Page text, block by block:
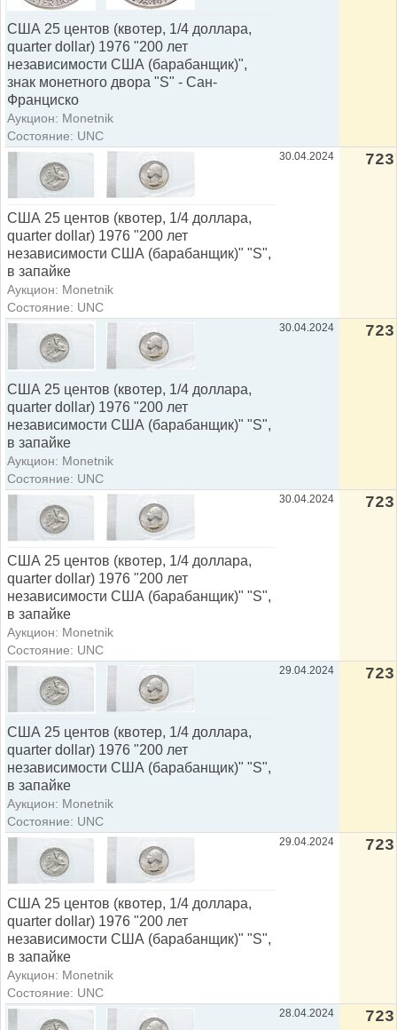
США 25 центов (квотер, 1/4 доллара,
quarter dollar) 1976 "200 лет
независимости США (барабанщик)",
знак монетного двора "S" - Сан-
Франциско
Аукцион: Monetnik
Состояние: UNC
США 25 центов (квотер, 1/4 доллара,
quarter dollar) 1976 "200 лет
независимости США (барабанщик)" "S",
в запайке
Аукцион: Monetnik
Состояние: UNC
30.04.2024 723
США 25 центов (квотер, 1/4 доллара,
quarter dollar) 1976 "200 лет
независимости США (барабанщик)" "S",
в запайке
Аукцион: Monetnik
Состояние: UNC
30.04.2024 723
США 25 центов (квотер, 1/4 доллара,
quarter dollar) 1976 "200 лет
независимости США (барабанщик)" "S",
в запайке
Аукцион: Monetnik
Состояние: UNC
30.04.2024 723
США 25 центов (квотер, 1/4 доллара,
quarter dollar) 1976 "200 лет
независимости США (барабанщик)" "S",
в запайке
Аукцион: Monetnik
Состояние: UNC
29.04.2024 723
США 25 центов (квотер, 1/4 доллара,
quarter dollar) 1976 "200 лет
независимости США (барабанщик)" "S",
в запайке
Аукцион: Monetnik
Состояние: UNC
29.04.2024 723
28.04.2024 723